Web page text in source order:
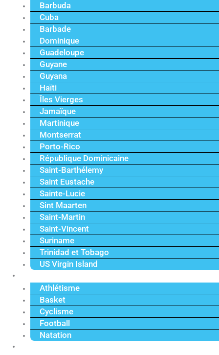
Barbuda
Cuba
Barbade
Dominique
Guadeloupe
Guyane
Guyana
Haïti
Îles Vierges
Jamaïque
Martinique
Montserrat
Porto-Rico
République Dominicaine
Saint-Barthélemy
Saint Eustache
Sainte-Lucie
Sint Maarten
Saint-Martin
Saint-Vincent
Suriname
Trinidad et Tobago
US Virgin Island
Athlétisme
Basket
Cyclisme
Football
Natation